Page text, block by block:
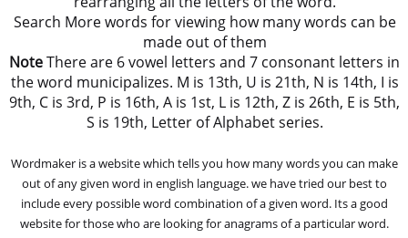
Search More words for viewing how many words can be
made out of them
NoteThere are 6 vowel letters and 7 consonant letters in
the word municipalizes. M is 13th, U is 21th, N is 14th, I is
9th, C is 3rd, P is 16th, A is 1st, L is 12th, Z is 26th, E is 5th,
S is 19th, Letter of Alphabet series.
Wordmaker is a website which tells you how many words you can make
out of any given word in english language. we have tried our best to
include every possible word combination of a given word. Its a good
website for those who are looking for anagrams of a particular word.